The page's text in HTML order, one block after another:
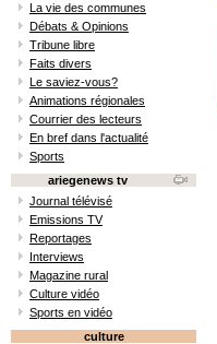
La vie des communes
Débats & Opinions
Tribune libre
Faits divers
Le saviez-vous?
Animations régionales
Courrier des lecteurs
En bref dans l'actualité
Sports
ariegenews tv
Journal télévisé
Emissions TV
Reportages
Interviews
Magazine rural
Culture vidéo
Sports en vidéo
culture